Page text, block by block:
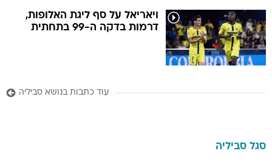
ויאריאל על סף ליגת האלופות,
דרמות בדקה ה-99 בתחתית
עוד כתבות בנושא סביליה
סגל סביליה